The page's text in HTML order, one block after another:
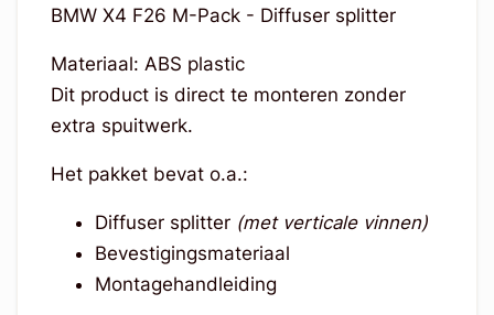
BMW X4 F26 M-Pack - Diffuser splitter
Materiaal: ABS plastic
Dit product is direct te monteren zonder
extra spuitwerk.
Het pakket bevat o.a.:
Diffuser splitter (met verticale vinnen)
Bevestigingsmateriaal
Montagehandleiding